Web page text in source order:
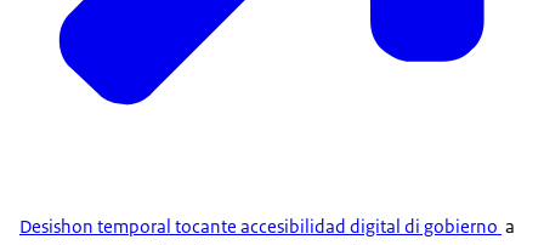
Desishon temporal tocante accesibilidad digital di gobierno a